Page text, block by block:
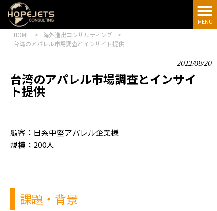
MENU
HOME > 海外進出コンサルティング
>
台湾のアパレル市場調査とインサイト提供
2022/09/20
台湾のアパレル市場調査とインサイ
ト提供
顧客：日系中堅アパレル企業様
規模：200人
課題・背景